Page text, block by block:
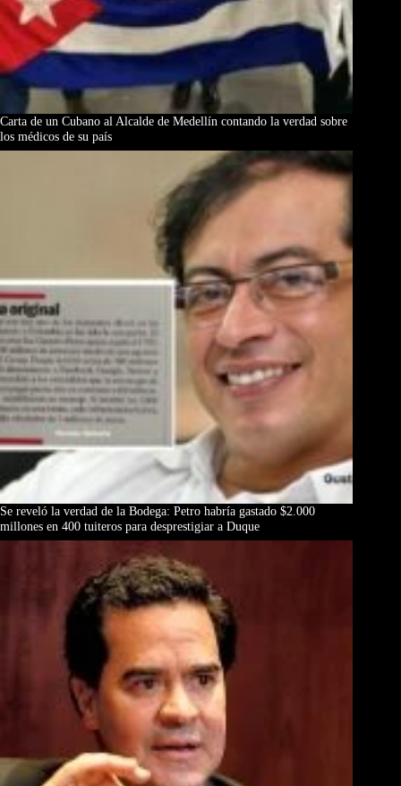
Carta de un Cubano al Alcalde de Medellín contando la verdad sobre
los médicos de su país
Se reveló la verdad de la Bodega: Petro habría gastado $2.000
millones en 400 tuiteros para desprestigiar a Duque